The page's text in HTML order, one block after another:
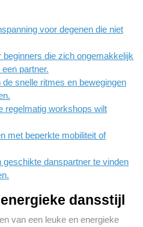
voor degenen die niet
beginners die zich ongemakkelijk
partner.
snelle ritmes en bewegingen
regelmatig workshops wilt
met beperkte mobiliteit of
danspartner te vinden
dansstijl
van een leuke en energieke